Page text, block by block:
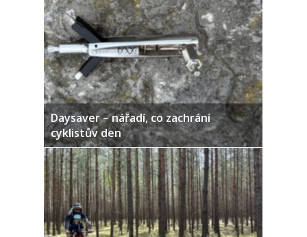
Daysaver – nářadí, co zachrání
cyklistův den